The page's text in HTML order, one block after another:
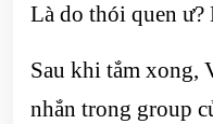
Là do thói quen ư?
Sau khi tắm xong,
nhắn trong group